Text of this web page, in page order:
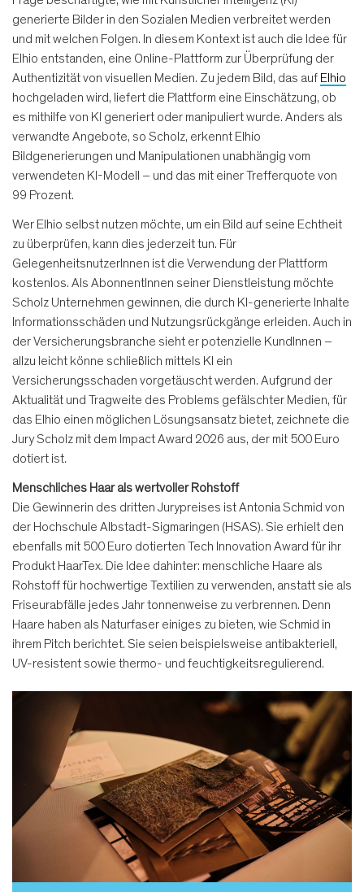
generierte Bilder in den Sozialen Medien verbreitet werden
und mit welchen Folgen. In diesem Kontext ist auch die Idee für
Elhio entstanden, eine Online-Plattform zur Überprüfung der
Authentizität von visuellen Medien. Zu jedem Bild, das auf Elhio
hochgeladen wird, liefert die Plattform eine Einschätzung, ob
es mithilfe von KI generiert oder manipuliert wurde. Anders als
verwandte Angebote, so Scholz, erkennt Elhio
Bildgenerierungen und Manipulationen unabhängig vom
verwendeten KI-Modell – und das mit einer Trefferquote von
99 Prozent.
Wer Elhio selbst nutzen möchte, um ein Bild auf seine Echtheit
zu überprüfen, kann dies jederzeit tun. Für
GelegenheitsnutzerInnen ist die Verwendung der Plattform
kostenlos. Als AbonnentInnen seiner Dienstleistung möchte
Scholz Unternehmen gewinnen, die durch KI-generierte Inhalte
Informationsschäden und Nutzungsrückgänge erleiden. Auch in
der Versicherungsbranche sieht er potenzielle KundInnen –
allzu leicht könne schließlich mittels KI ein
Versicherungsschaden vorgetäuscht werden. Aufgrund der
Aktualität und Tragweite des Problems gefälschter Medien, für
das Elhio einen möglichen Lösungsansatz bietet, zeichnete die
Jury Scholz mit dem Impact Award 2026 aus, der mit 500 Euro
dotiert ist.
Menschliches Haar als wertvoller Rohstoff
Die Gewinnerin des dritten Jurypreises ist Antonia Schmid von
der Hochschule Albstadt-Sigmaringen (HSAS). Sie erhielt den
ebenfalls mit 500 Euro dotierten Tech Innovation Award für ihr
Produkt HaarTex. Die Idee dahinter: menschliche Haare als
Rohstoff für hochwertige Textilien zu verwenden, anstatt sie als
Friseurabfälle jedes Jahr tonnenweise zu verbrennen. Denn
Haare haben als Naturfaser einiges zu bieten, wie Schmid in
ihrem Pitch berichtet. Sie seien beispielsweise antibakteriell,
UV-resistent sowie thermo- und feuchtigkeitsregulierend.